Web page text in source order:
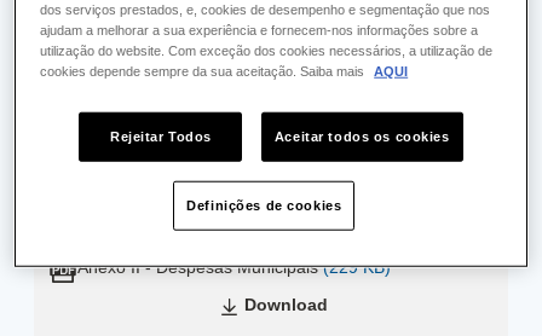
Finanças Municipais na Região de Lisboa e Vale do
Tejo | Execução orçamental | 2022(2 MB)
Download
Download
Anexo II - Despesas Municipais(229 KB)
Download
dos serviços prestados, e, cookies de desempenho e segmentação que nos
ajudam a melhorar a sua experiência e fornecem-nos informações sobre a
utilização do website. Com exceção dos cookies necessários, a utilização de
cookies depende sempre da sua aceitação. Saiba mais
AQUI
Rejeitar Todos Aceitar todos os cookies
Definições de cookies